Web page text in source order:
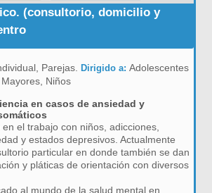
(consultorio, domicilio y
Parejas.Dirigido a:Adolescentes
Niños
en casos de ansiedad y
el trabajo con niños, adicciones,
y estados depresivos. Actualmente
particular en donde también se dan
y pláticas de orientación con diversos
al mundo de la salud mental en